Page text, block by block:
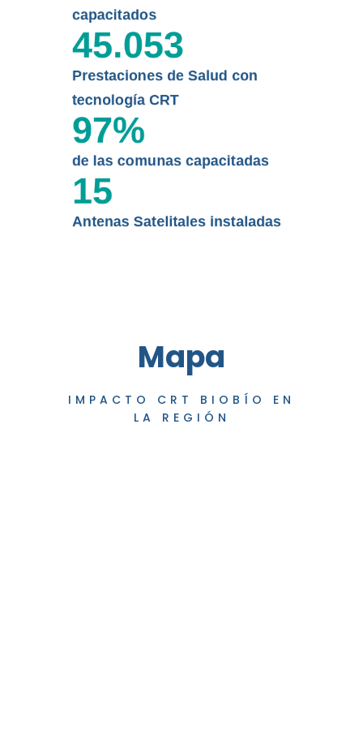
capacitados
Prestaciones de Salud con
tecnología CRT
45.053
de las comunas capacitadas
97%
Antenas Satelitales instaladas
15
Mapa
IMPACTO CRT BIOBÍO EN
LA REGIÓN